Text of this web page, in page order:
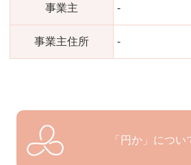
事業主 -
事業主住所 -
「円か」につい